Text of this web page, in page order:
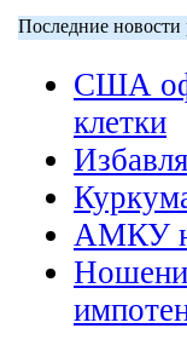
Последние новости
США
клетки
АМКУ